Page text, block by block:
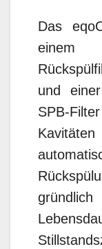
Das
einem
und
SPB-